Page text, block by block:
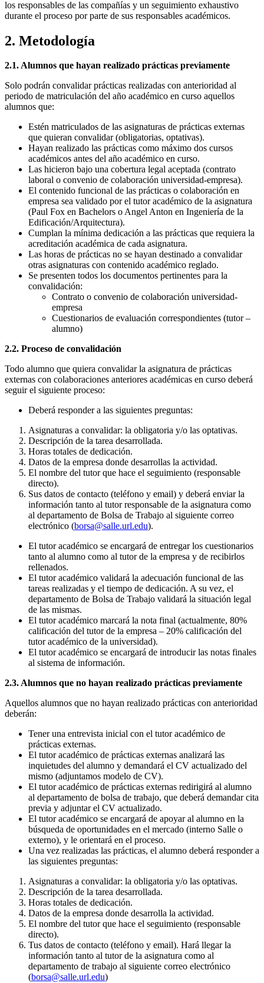
los responsables de las compañías y un seguimiento exhaustivo
durante el proceso por parte de sus responsables académicos.
2. Metodología
2.1. Alumnos que hayan realizado prácticas previamente
Solo podrán convalidar prácticas realizadas con anterioridad al
periodo de matriculación del año académico en curso aquellos
alumnos que:
Estén matriculados de las asignaturas de prácticas externas
que quieran convalidar (obligatorias, optativas).
Hayan realizado las prácticas como máximo dos cursos
académicos antes del año académico en curso.
Las hicieron bajo una cobertura legal aceptada (contrato
laboral o convenio de colaboración universidad-empresa).
El contenido funcional de las prácticas o colaboración en
empresa sea validado por el tutor académico de la asignatura
(Paul Fox en Bachelors o Angel Anton en Ingeniería de la
Edificación/Arquitectura).
Cumplan la mínima dedicación a las prácticas que requiera la
acreditación académica de cada asignatura.
Las horas de prácticas no se hayan destinado a convalidar
otras asignaturas con contenido académico reglado.
Se presenten todos los documentos pertinentes para la
convalidación:
Contrato o convenio de colaboración universidad-
empresa
Cuestionarios de evaluación correspondientes (tutor –
alumno)
2.2. Proceso de convalidación
Todo alumno que quiera convalidar la asignatura de prácticas
externas con colaboraciones anteriores académicas en curso deberá
seguir el siguiente proceso:
Deberá responder a las siguientes preguntas:
Asignaturas a convalidar: la obligatoria y/o las optativas.
Descripción de la tarea desarrollada.
Horas totales de dedicación.
Datos de la empresa donde desarrollas la actividad.
El nombre del tutor que hace el seguimiento (responsable
directo).
Sus datos de contacto (teléfono y email) y deberá enviar la
información tanto al tutor responsable de la asignatura como
al departamento de Bolsa de Trabajo al siguiente correo
electrónico (borsa@salle.url.edu).
El tutor académico se encargará de entregar los cuestionarios
tanto al alumno como al tutor de la empresa y de recibirlos
rellenados.
El tutor académico validará la adecuación funcional de las
tareas realizadas y el tiempo de dedicación. A su vez, el
departamento de Bolsa de Trabajo validará la situación legal
de las mismas.
El tutor académico marcará la nota final (actualmente, 80%
calificación del tutor de la empresa – 20% calificación del
tutor académico de la universidad).
El tutor académico se encargará de introducir las notas finales
al sistema de información.
2.3. Alumnos que no hayan realizado prácticas previamente
Aquellos alumnos que no hayan realizado prácticas con anterioridad
deberán:
Tener una entrevista inicial con el tutor académico de
prácticas externas.
El tutor académico de prácticas externas analizará las
inquietudes del alumno y demandará el CV actualizado del
mismo (adjuntamos modelo de CV).
El tutor académico de prácticas externas redirigirá al alumno
al departamento de bolsa de trabajo, que deberá demandar cita
previa y adjuntar el CV actualizado.
El tutor académico se encargará de apoyar al alumno en la
búsqueda de oportunidades en el mercado (interno Salle o
externo), y le orientará en el proceso.
Una vez realizadas las prácticas, el alumno deberá responder a
las siguientes preguntas:
Asignaturas a convalidar: la obligatoria y/o las optativas.
Descripción de la tarea desarrollada.
Horas totales de dedicación.
Datos de la empresa donde desarrolla la actividad.
El nombre del tutor que hace el seguimiento (responsable
directo).
Tus datos de contacto (teléfono y email). Hará llegar la
información tanto al tutor de la asignatura como al
departamento de trabajo al siguiente correo electrónico
(borsa@salle.url.edu)